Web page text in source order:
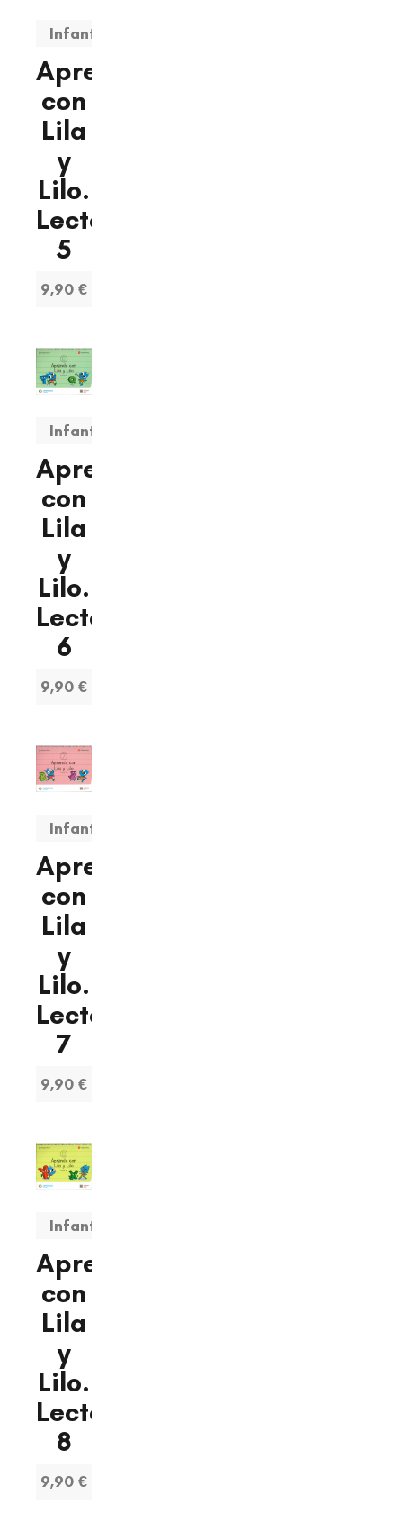
Infantil
Aprendo
con
Lila
y
Lilo.
Lectoescritura
5
9,90 €
Infantil
Aprendo
con
Lila
y
Lilo.
Lectoescritura
6
9,90 €
Infantil
Aprendo
con
Lila
y
Lilo.
Lectoescritura
7
9,90 €
Infantil
Aprendo
con
Lila
y
Lilo.
Lectoescritura
8
9,90 €